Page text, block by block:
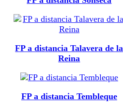
FP a distancia Talavera de la
Reina
FP a distancia Tembleque